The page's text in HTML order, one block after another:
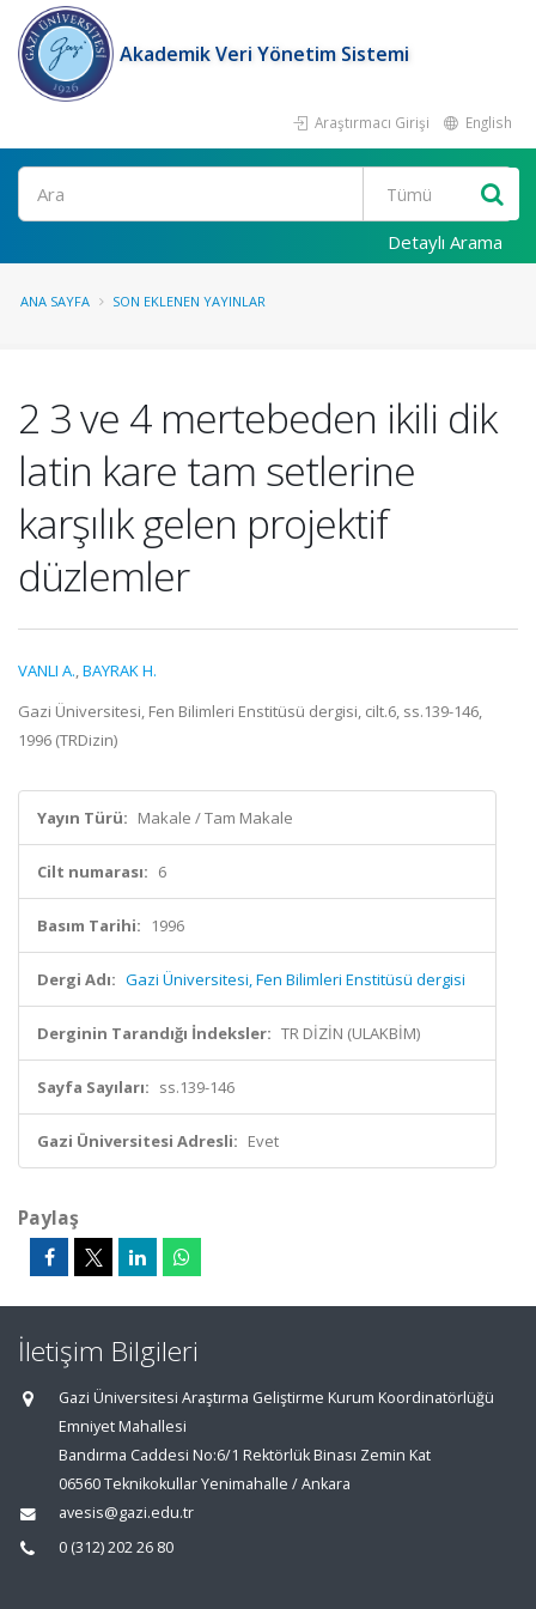
Akademik Veri Yönetim Sistemi
Araştırmacı Girişi English
Ara
Detaylı Arama
ANA SAYFA SON EKLENEN YAYINLAR
2 3 ve 4 mertebeden ikili dik
latin kare tam setlerine
karşılık gelen projektif
düzlemler
VANLI A.,BAYRAK H.
Gazi Üniversitesi, Fen Bilimleri Enstitüsü dergisi, cilt.6, ss.139-146,
1996 (TRDizin)
Yayın Türü: Makale / Tam Makale
Cilt numarası: 6
Basım Tarihi: 1996
Dergi Adı: Gazi Üniversitesi, Fen Bilimleri Enstitüsü dergisi
Derginin Tarandığı İndeksler: TR DİZİN (ULAKBİM)
Sayfa Sayıları: ss.139-146
Gazi Üniversitesi Adresli: Evet
Paylaş
İletişim Bilgileri
Gazi Üniversitesi Araştırma Geliştirme Kurum Koordinatörlüğü
Emniyet Mahallesi
Bandırma Caddesi No:6/1 Rektörlük Binası Zemin Kat
06560 Teknikokullar Yenimahalle / Ankara
avesis@gazi.edu.tr
0 (312) 202 26 80